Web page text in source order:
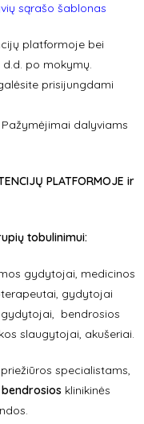
sąrašo šablonas
platformoje bei
po mokymų.
prisijungdami
Pažymėjimai dalyviams
PLATFORMOJE ir
tobulinimui:
gydytojai, medicinos
gydytojai
bendrosios
slaugytojai, akušeriai.
specialistams,
bendrosios klinikinės